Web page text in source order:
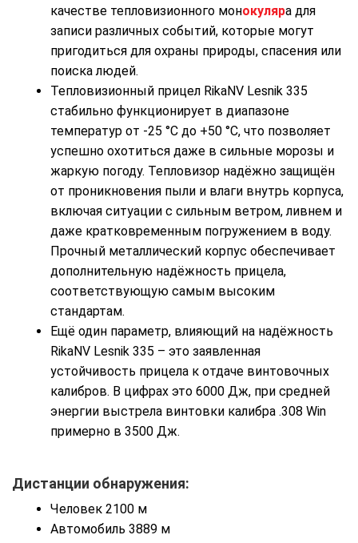
качестве тепловизионного монокуляра для
записи различных событий, которые могут
пригодиться для охраны природы, спасения или
поиска людей.
Тепловизионный прицел RikaNV Lesnik 335
стабильно функционирует в диапазоне
температур от -25 °C до +50 °C, что позволяет
успешно охотиться даже в сильные морозы и
жаркую погоду. Тепловизор надёжно защищён
от проникновения пыли и влаги внутрь корпуса,
включая ситуации с сильным ветром, ливнем и
даже кратковременным погружением в воду.
Прочный металлический корпус обеспечивает
дополнительную надёжность прицела,
соответствующую самым высоким
стандартам.
Ещё один параметр, влияющий на надёжность
RikaNV Lesnik 335 – это заявленная
устойчивость прицела к отдаче винтовочных
калибров. В цифрах это 6000 Дж, при средней
энергии выстрела винтовки калибра .308 Win
примерно в 3500 Дж.
Дистанции обнаружения:
Человек 2100 м
Автомобиль 3889 м